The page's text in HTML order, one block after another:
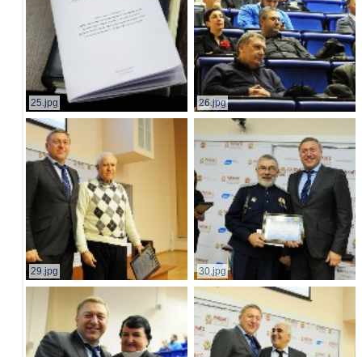
25.jpg 26.jpg
29.jpg 30.jpg